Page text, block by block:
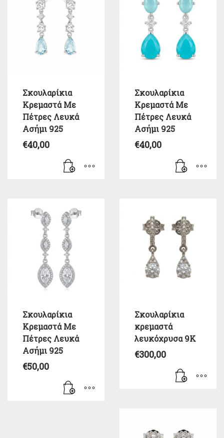
Σκουλαρίκια
Κρεμαστά Με
Πέτρες Λευκά
Ασήμι 925
€40,00
Σκουλαρίκια
Κρεμαστά Με
Πέτρες Λευκά
Ασήμι 925
€40,00
Σκουλαρίκια
Κρεμαστά Με
Πέτρες Λευκά
Ασήμι 925
€50,00
Σκουλαρίκια
κρεμαστά
λευκόχρυσα 9Κ
€300,00